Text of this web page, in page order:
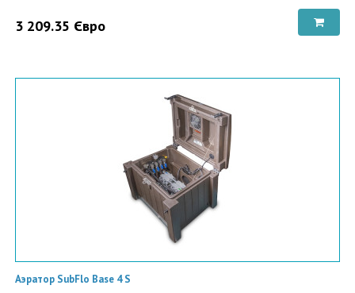
3 209.35 Євро
Аэратор SubFlo Base 4 S